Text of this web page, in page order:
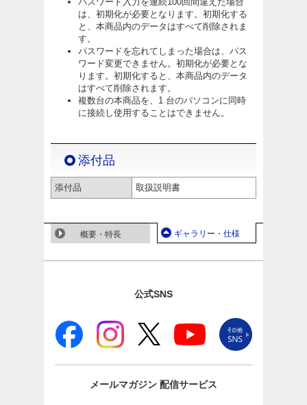
は、初期化が必要となります。初期化する
と、本商品内のデータはすべて削除されま
す。
パスワードを忘れてしまった場合は、パス
ワード変更できません。初期化が必要とな
ります。初期化すると、本商品内のデータ
はすべて削除されます。
複数台の本商品を、1 台のパソコンに同時
に接続し使用することはできません。
添付品
添付品 取扱説明書
概要・特長 ギャラリー・仕様
公式SNS
メールマガジン 配信サービス